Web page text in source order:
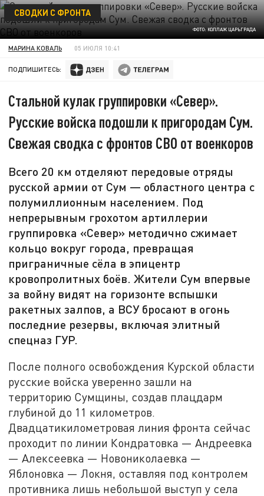
ФОТО: КОЛЛАЖ ЦАРЬГРАДА
СВОДКИ С ФРОНТА
МАРИНА КОВАЛЬ 05 ИЮЛЯ 10:41
ПОДПИШИТЕСЬ:
Стальной кулак группировки «Север».
Русские войска подошли к пригородам Сум.
Свежая сводка с фронтов СВО от военкоров
Всего 20 км отделяют передовые отряды
русской армии от Сум — областного центра с
полумиллионным населением. Под
непрерывным грохотом артиллерии
группировка «Север» методично сжимает
кольцо вокруг города, превращая
приграничные сёла в эпицентр
кровопролитных боёв. Жители Сум впервые
за войну видят на горизонте вспышки
ракетных залпов, а ВСУ бросают в огонь
последние резервы, включая элитный
спецназ ГУР.
После полного освобождения Курской области
русские войска уверенно зашли на
территорию Сумщины, создав плацдарм
глубиной до 11 километров.
Двадцатикилометровая линия фронта сейчас
проходит по линии Кондратовка — Андреевка
— Алексеевка — Новониколаевка —
Яблоновка — Локня, оставляя под контролем
противника лишь небольшой выступ у села